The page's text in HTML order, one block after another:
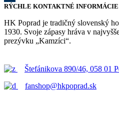
RÝCHLE KONTAKTNÉ INFORMÁCIE
HK Poprad je tradičný slovenský
1930. Svoje zápasy hráva v
prezývku „Kamzíci“.
Štefánikova 890/46, 058 01
fanshop@hkpoprad.sk